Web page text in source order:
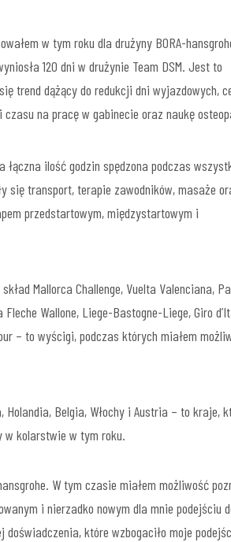
w tym roku dla drużyny BORA-
120 dni w drużynie Team DSM. Jest to
trend dążący do redukcji dni wyjazdowych,
na pracę w gabinecie oraz naukę
łączna ilość godzin spędzona podczas
się transport, terapie zawodników, masaże
przedstartowym, międzystartowym i
Mallorca Challenge, Vuelta Valenciana,
Fleche Wallone, Liege-Bastogne-Liege, Giro
– to wyścigi, podczas których miałem
Holandia, Belgia, Włochy i Austria – to kraje,
w kolarstwie w tym roku.
W tym czasie miałem możliwość
i nierzadko nowym dla mnie podejściu
które wzbogaciło moje